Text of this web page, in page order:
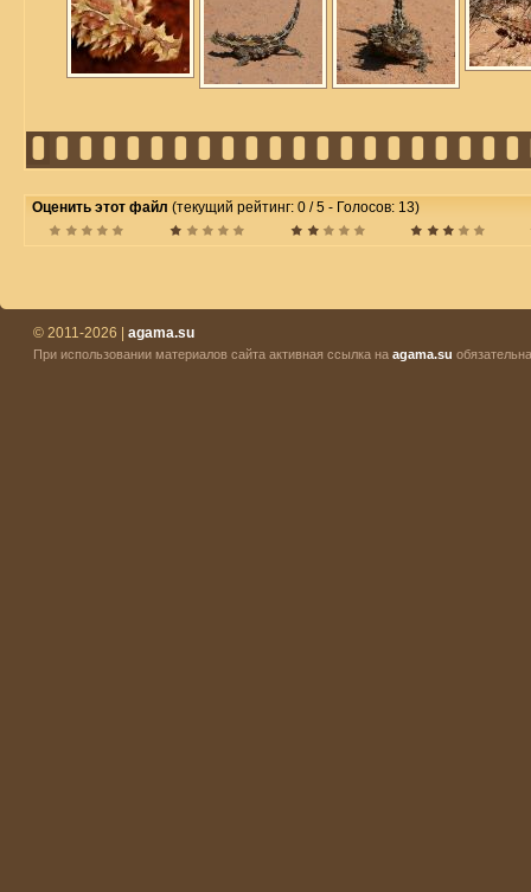
Оценить этот файл (текущий рейтинг: 0 / 5 - Голосов: 13)
© 2011-2026 | agama.su
При использовании материалов сайта активная ссылка на agama.su